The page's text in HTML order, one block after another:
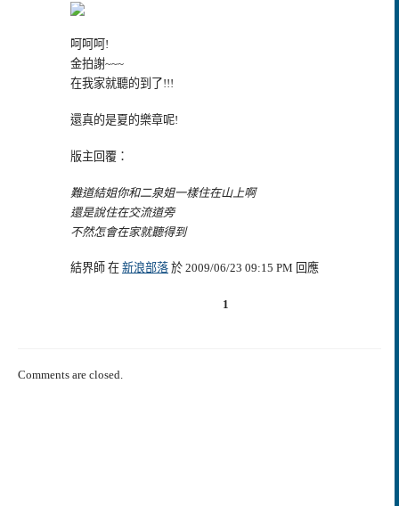
呵呵呵!
金拍謝~~~
在我家就聽的到了!!!
還真的是夏的樂章呢!
版主回覆：
難道結姐你和二泉姐一樣住在山上啊
還是說住在交流道旁
不然怎會在家就聽得到
結界師 在 新浪部落 於 2009/06/23 09:15 PM 回應
1
Comments are closed.